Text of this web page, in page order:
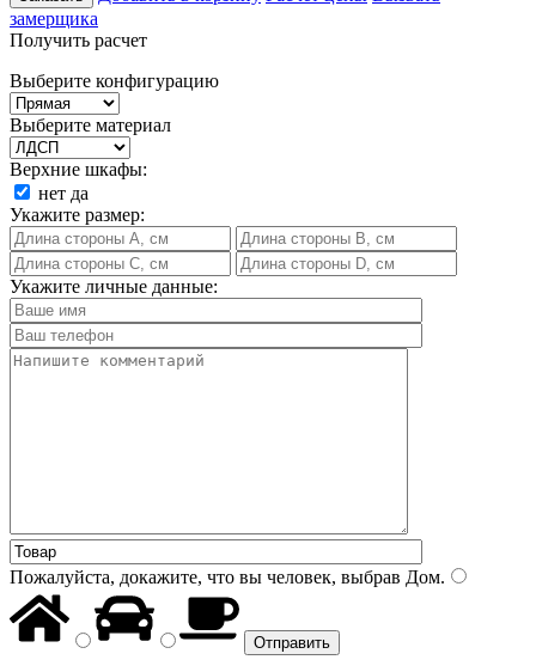
замерщика
Получить расчет
Выберите конфигурацию
Выберите материал
Верхние шкафы:
нет да
Укажите размер:
Укажите личные данные:
Пожалуйста, докажите, что вы человек, выбрав Дом.